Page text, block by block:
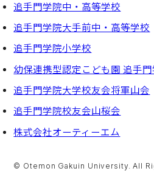
追手門学院中・高等学校
追手門学院大手前中・高等学校
追手門学院小学校
幼保連携型認定こども園 追手
追手門学院大学校友会将軍山会
追手門学院校友会山桜会
株式会社オーティーエム
© Otemon Gakuin University. All